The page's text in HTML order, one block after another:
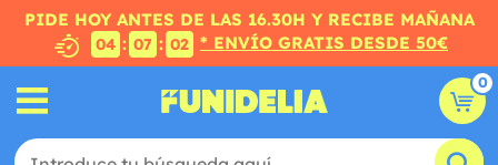
PIDE HOY ANTES DE LAS 16.30H Y RECIBE MAÑANA
04 : 07 : 02 * ENVÍO GRATIS DESDE 50€
0